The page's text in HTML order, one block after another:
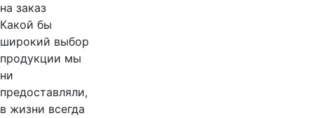
на заказ
Какой бы
широкий выбор
продукции мы
ни
предоставляли,
в жизни всегда